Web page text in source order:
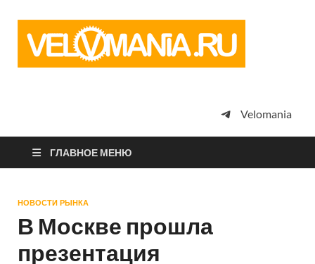
просто
Velomania
ГЛАВНОЕ МЕНЮ
НОВОСТИ РЫНКА
В Москве прошла
презентация